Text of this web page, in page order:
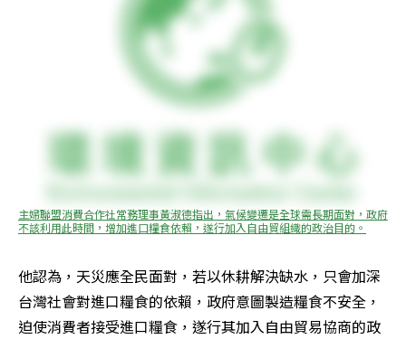
主婦聯盟消費合作社常務理事黃淑德指出，氣候變遷是全球需長期面對，政府
不該利用此時間，增加進口糧食依賴，遂行加入自由貿組織的政治目的。
他認為，天災應全民面對，若以休耕解決缺水，只會加深
台灣社會對進口糧食的依賴，政府意圖製造糧食不安全，
迫使消費者接受進口糧食，遂行其加入自由貿易協商的政